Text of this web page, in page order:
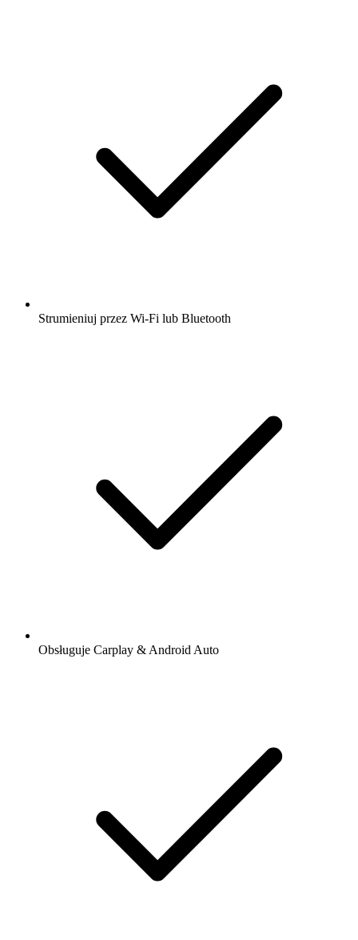
Strumieniuj przez Wi-Fi lub Bluetooth
Obsługuje Carplay & Android Auto